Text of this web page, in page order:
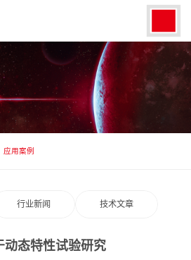
应用案例
行业新闻 技术文章
态特性试验研究